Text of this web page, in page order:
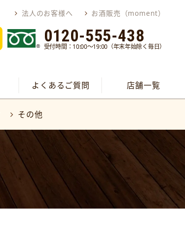
法人のお客様へ お酒販売（moment）
0120-555-438
受付時間：10:00～19:00（年末年始除く毎日）
よくあるご質問 店舗一覧
その他